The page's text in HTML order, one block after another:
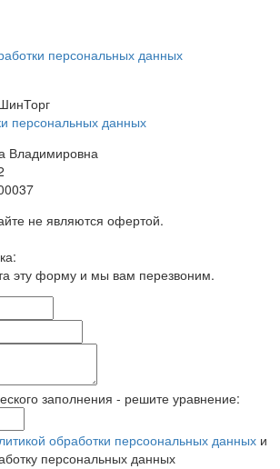
персональных данных
персональных данных
Владимировна
не являются офертой.
эту форму и мы вам перезвоним.
заполнения - решите уравнение:
обработки персоональных данных и
персональных данных